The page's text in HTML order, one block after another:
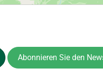
Abonnieren Sie den